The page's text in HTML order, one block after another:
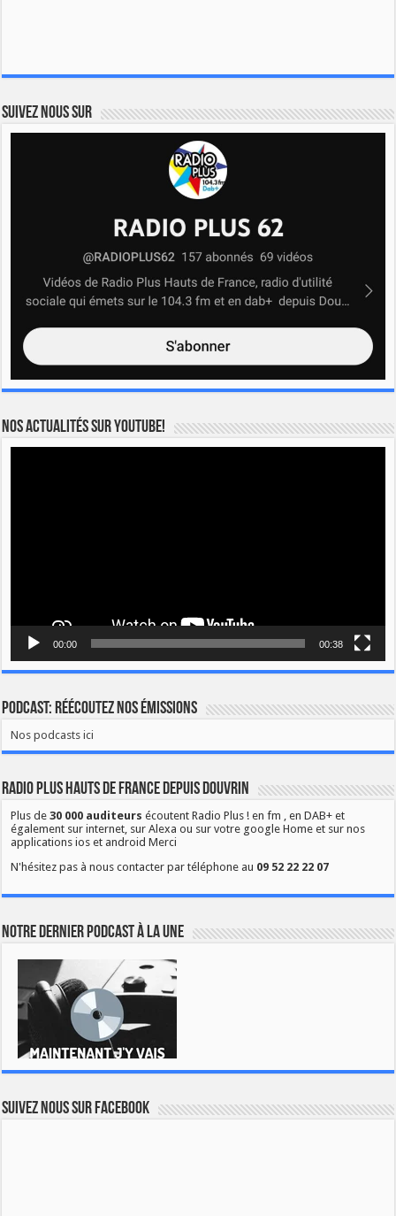
Suivez nous sur
Nos actualités sur YOUTUBE!
00:00 00:38
Podcast: Réécoutez nos émissions
Nos podcasts ici
Radio Plus Hauts de France depuis Douvrin
Plus de30 000 auditeurs écoutent Radio Plus ! en fm , en DAB+ et
également sur internet, sur Alexa ou sur votre google Home et sur nos
applications ios et android Merci
N'hésitez pas à nous contacter par téléphone au 09 52 22 22 07
Notre dernier podcast à la une
Suivez nous sur Facebook